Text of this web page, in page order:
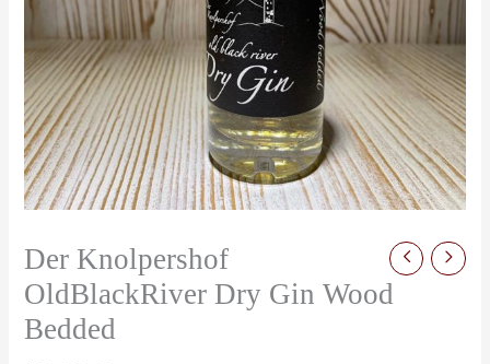
Der Knolpershof
OldBlackRiver Dry Gin Wood
Bedded